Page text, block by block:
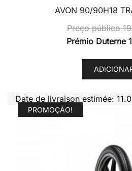
AVON 90/90H18
Preço público
Prémio Duterne
Date de livraison estimée:
PROMOÇÃO!